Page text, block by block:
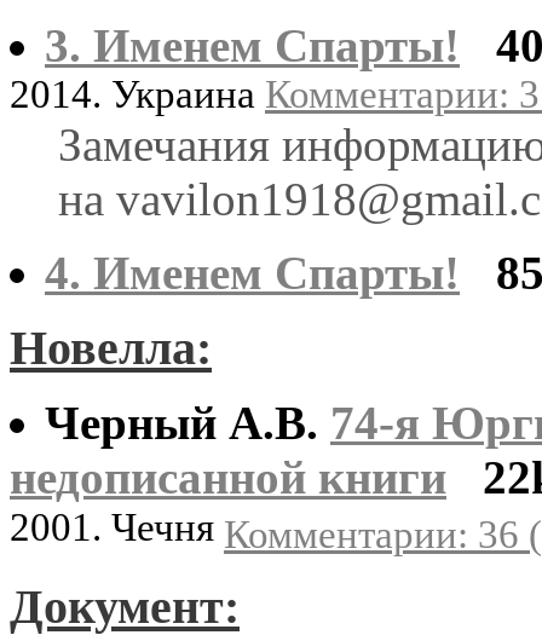
3. Именем Спарты!
2014. Украина Комментарии:
Замечания
на
4. Именем Спарты!
Новелла:
Черный А.В. 74-я
недописанной книги
2001. Чечня Комментарии: 36
Документ: